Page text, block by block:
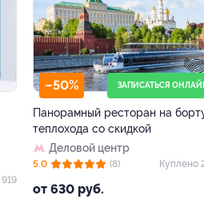
–50% ТРК «ГЛОБАЛ
Игра на аппаратах,
в Play Day со скидкой
Южная
от 845 руб.
4.5 (38) Куплено